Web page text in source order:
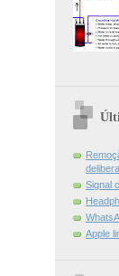
Signal
Apple